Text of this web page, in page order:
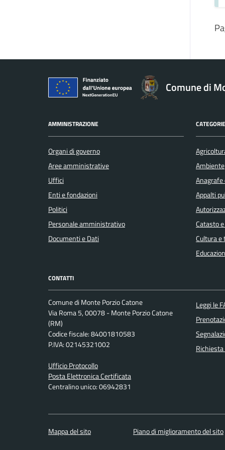
Comune di
AMMINISTRAZIONE
Organi di governo
Aree amministrative
Uffici
Enti e fondazioni
Politici
Personale amministrativo
Documenti e Dati
Ambiente
Appalti
Catasto
Cultura e
CONTATTI
Comune di Monte Porzio Catone
Via Roma 5, 00078 - Monte Porzio Catone
(RM)
Codice fiscale: 84001810583
P.IVA: 02145321002
Ufficio Protocollo
Posta Elettronica Certificata
Centralino unico: 06942831
Leggi le
Mappa del sito Piano di miglioramento del sito